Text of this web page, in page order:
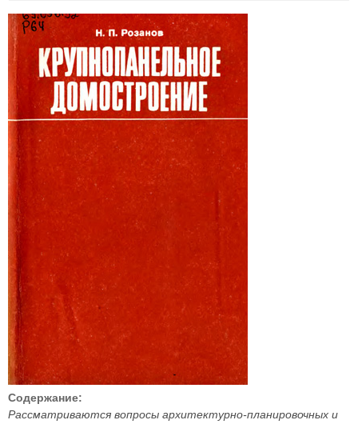
Содержание:
Рассматриваются вопросы архитектурно-планировочных и